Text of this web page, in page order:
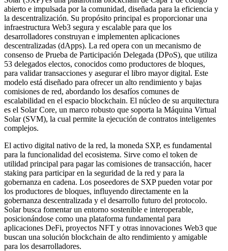
abierto e impulsada por la comunidad, diseñada para la eficiencia y
la descentralización. Su propósito principal es proporcionar una
infraestructura Web3 segura y escalable para que los
desarrolladores construyan e implementen aplicaciones
descentralizadas (dApps). La red opera con un mecanismo de
consenso de Prueba de Participación Delegada (DPoS), que utiliza
53 delegados electos, conocidos como productores de bloques,
para validar transacciones y asegurar el libro mayor digital. Este
modelo está diseñado para ofrecer un alto rendimiento y bajas
comisiones de red, abordando los desafíos comunes de
escalabilidad en el espacio blockchain. El núcleo de su arquitectura
es el Solar Core, un marco robusto que soporta la Máquina Virtual
Solar (SVM), la cual permite la ejecución de contratos inteligentes
complejos.
El activo digital nativo de la red, la moneda SXP, es fundamental
para la funcionalidad del ecosistema. Sirve como el token de
utilidad principal para pagar las comisiones de transacción, hacer
staking para participar en la seguridad de la red y para la
gobernanza en cadena. Los poseedores de SXP pueden votar por
los productores de bloques, influyendo directamente en la
gobernanza descentralizada y el desarrollo futuro del protocolo.
Solar busca fomentar un entorno sostenible e interoperable,
posicionándose como una plataforma fundamental para
aplicaciones DeFi, proyectos NFT y otras innovaciones Web3 que
buscan una solución blockchain de alto rendimiento y amigable
para los desarrolladores.